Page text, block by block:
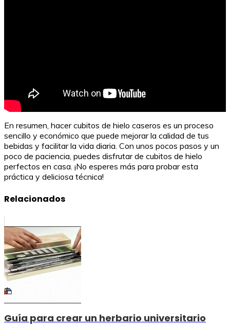
En resumen, hacer cubitos de hielo caseros es un proceso
sencillo y económico que puede mejorar la calidad de tus
bebidas y facilitar la vida diaria. Con unos pocos pasos y un
poco de paciencia, puedes disfrutar de cubitos de hielo
perfectos en casa. ¡No esperes más para probar esta
práctica y deliciosa técnica!
Relacionados
Guía para crear un herbario universitario